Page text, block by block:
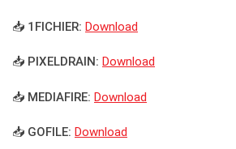
📥 1FICHIER: Download
📥 PIXELDRAIN: Download
📥 MEDIAFIRE: Download
📥 GOFILE: Download